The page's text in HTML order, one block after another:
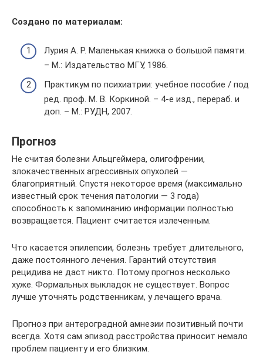
Создано по материалам:
Лурия А. Р. Маленькая книжка о большой памяти.
– М.: Издательство МГУ, 1986.
Практикум по психиатрии: учебное пособие / под
ред. проф. М. В. Коркиной. – 4-е изд., перераб. и
доп. – М.: РУДН, 2007.
Прогноз
Не считая болезни Альцгеймера, олигофрении,
злокачественных агрессивных опухолей —
благоприятный. Спустя некоторое время (максимально
известный срок течения патологии — 3 года)
способность к запоминанию информации полностью
возвращается. Пациент считается излеченным.
Что касается эпилепсии, болезнь требует длительного,
даже постоянного лечения. Гарантий отсутствия
рецидива не даст никто. Потому прогноз несколько
хуже. Формальных выкладок не существует. Вопрос
лучше уточнять родственникам, у лечащего врача.
Прогноз при антероградной амнезии позитивный почти
всегда. Хотя сам эпизод расстройства приносит немало
проблем пациенту и его близким.